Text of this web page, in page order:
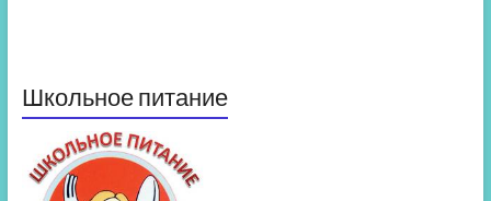
Школьное питание